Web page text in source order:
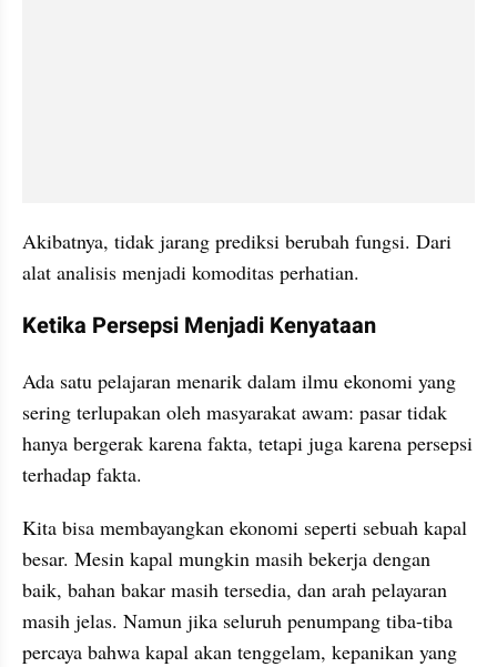
Akibatnya, tidak jarang prediksi berubah fungsi. Dari
alat analisis menjadi komoditas perhatian.
Ketika Persepsi Menjadi Kenyataan
Ada satu pelajaran menarik dalam ilmu ekonomi yang
sering terlupakan oleh masyarakat awam: pasar tidak
hanya bergerak karena fakta, tetapi juga karena persepsi
terhadap fakta.
Kita bisa membayangkan ekonomi seperti sebuah kapal
besar. Mesin kapal mungkin masih bekerja dengan
baik, bahan bakar masih tersedia, dan arah pelayaran
masih jelas. Namun jika seluruh penumpang tiba-tiba
percaya bahwa kapal akan tenggelam, kepanikan yang